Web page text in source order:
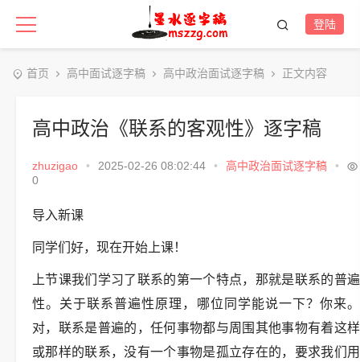
登陆
首页 高中面试逐字稿 高中政治面试逐字稿 正文内容
高中政治《联系的客观性》逐字稿
zhuzigao • 2025-02-26 08:02:44 • 高中政治面试逐字稿
•
0
导入新课
同学们好，现在开始上课！
上节课我们学习了联系的第一个特点，那就是联系的普遍
性。关于联系普遍性原理，哪位同学能说一下？你来。
对，联系是普遍的，任何事物都与周围其他事物有着这样
或那样的联系，没有一个事物是孤立存在的，要求我们用